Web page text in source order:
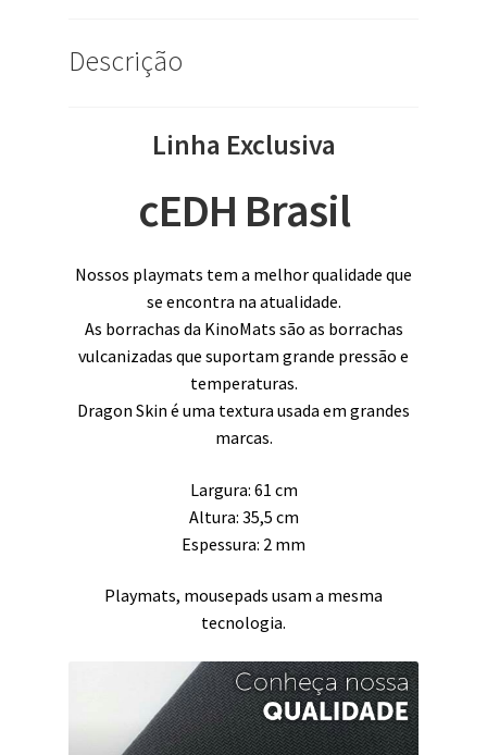
Descrição
Linha Exclusiva
cEDH Brasil
Nossos playmats tem a melhor qualidade que
se encontra na atualidade.
As borrachas da KinoMats são as borrachas
vulcanizadas que suportam grande pressão e
temperaturas.
Dragon Skin é uma textura usada em grandes
marcas.
Largura: 61 cm
Altura: 35,5 cm
Espessura: 2 mm
Playmats, mousepads usam a mesma
tecnologia.